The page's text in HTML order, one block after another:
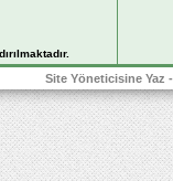
Site Yöneticisine Yaz